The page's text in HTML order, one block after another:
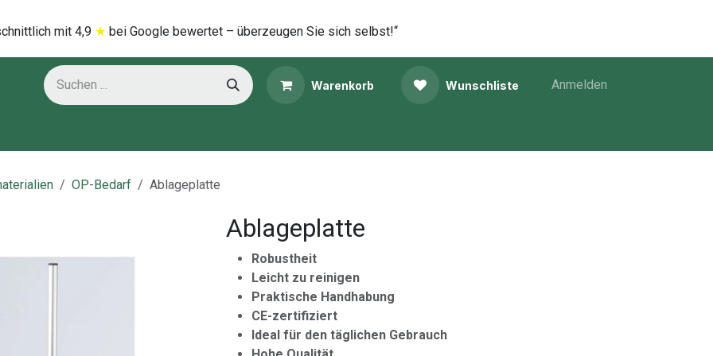
mi​t 4,9 ★ bei Google bewertet – überzeugen Sie sich selbst!“
Warenkorb Wunschliste Anmelden
OP-Bedarf Ablageplatte
Ablageplatte
Robustheit
Leicht zu reinigen
Praktische Handhabung
CE-zertifiziert
Ideal für den täglichen Gebrauch